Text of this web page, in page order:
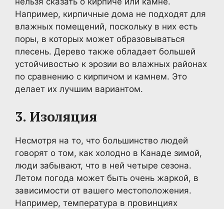
Например, кирпичные дома не подходят для
влажных помещений, поскольку в них есть
поры, в которых может образовываться
плесень. Дерево также обладает большей
устойчивостью к эрозии во влажных районах
по сравнению с кирпичом и камнем. Это
делает их лучшим вариантом.
3. Изоляция
Несмотря на то, что большинство людей
говорят о том, как холодно в Канаде зимой,
люди забывают, что в ней четыре сезона.
Летом погода может быть очень жаркой, в
зависимости от вашего местоположения.
Например, температура в провинциях